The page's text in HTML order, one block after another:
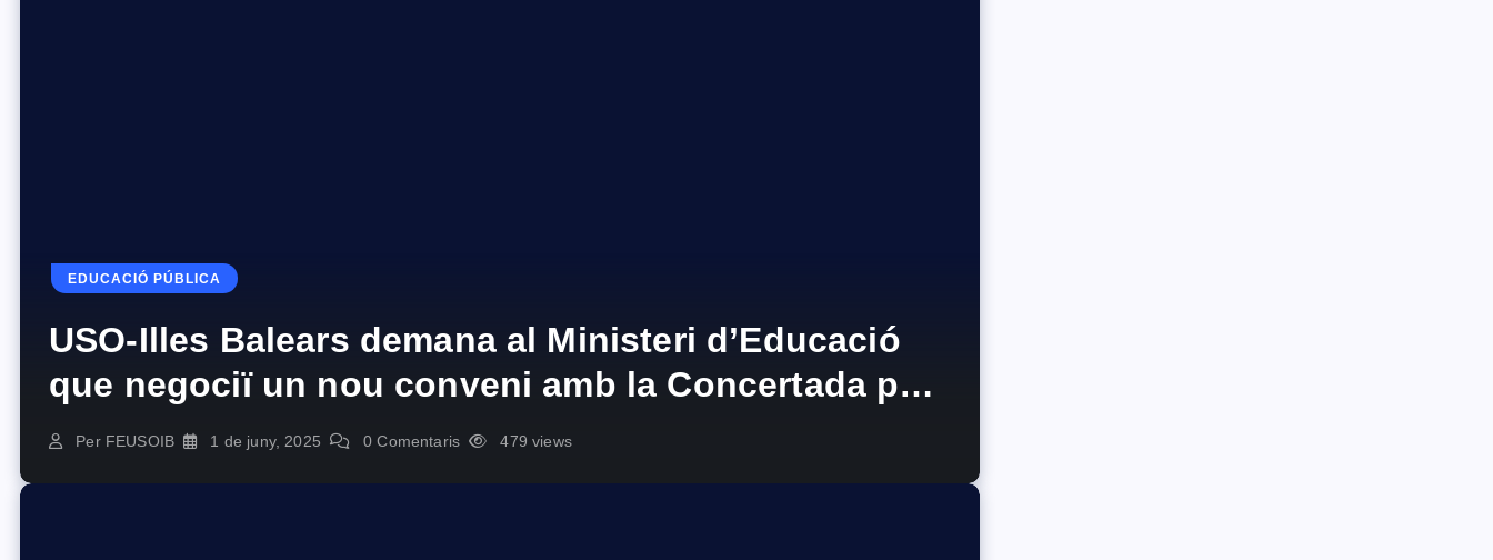
EDUCACIÓ PÚBLICA
USO-Illes Balears demana al Ministeri d’Educació
que negociï un nou conveni amb la Concertada per
a la plena igualtat amb el públic
Per FEUSOIB 1 de juny, 2025 0 Comentaris 479 views